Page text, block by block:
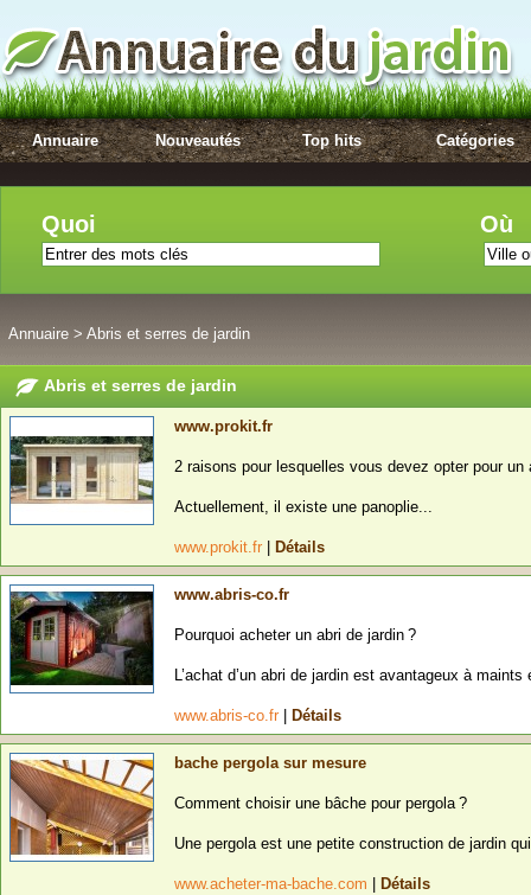
Annuaire Nouveautés Top hits Catégories
Quoi Où
Annuaire > Abris et serres de jardin
Abris et serres de jardin
www.prokit.fr
2 raisons pour lesquelles vous devez opter pour un
Actuellement, il existe une panoplie...
www.prokit.fr Détails
www.abris-co.fr
Pourquoi acheter un abri de jardin ?
L’achat d’un abri de jardin est avantageux à
www.abris-co.fr Détails
bache pergola sur mesure
Comment choisir une bâche pour pergola ?
Une pergola est une petite construction de jardin
www.acheter-ma-bache.com Détails